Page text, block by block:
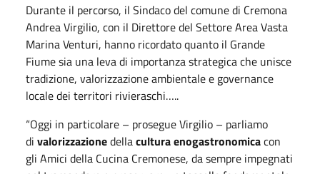
Durante il percorso, il Sindaco del comune di Cremona
Andrea Virgilio, con il Direttore del Settore Area Vasta
Marina Venturi, hanno ricordato quanto il Grande
Fiume sia una leva di importanza strategica che unisce
tradizione, valorizzazione ambientale e governance
locale dei territori rivieraschi…..
“Oggi in particolare – prosegue Virgilio – parliamo
di valorizzazionedellacultura enogastronomicacon
gli Amici della Cucina Cremonese, da sempre impegnati